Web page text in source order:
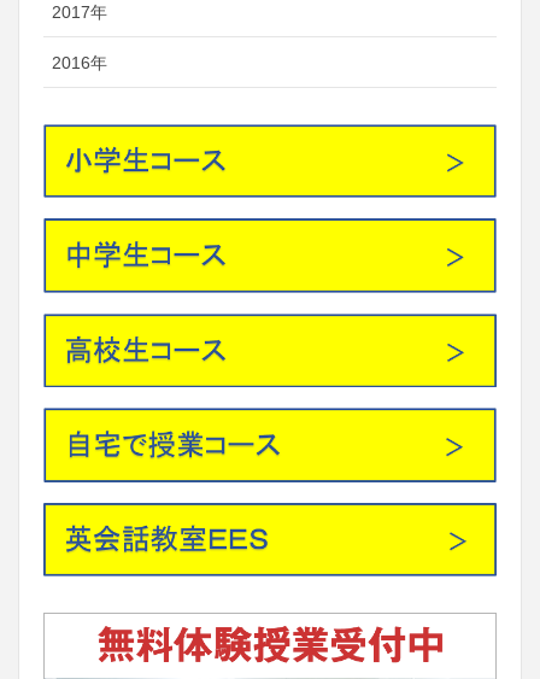
2017年
2016年